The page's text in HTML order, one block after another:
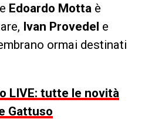
Edoardo Mottaè
Ivan Provedel e
ormai destinati
LIVE: tutte le novità
Gattuso